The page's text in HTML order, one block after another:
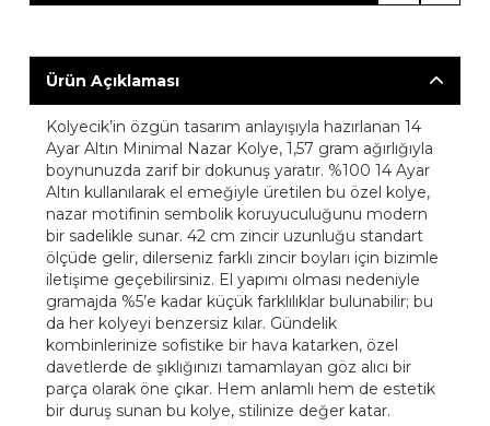
Ürün Açıklaması
Kolyecik’in özgün tasarım anlayışıyla hazırlanan 14
Ayar Altın Minimal Nazar Kolye, 1,57 gram ağırlığıyla
boynunuzda zarif bir dokunuş yaratır. %100 14 Ayar
Altın kullanılarak el emeğiyle üretilen bu özel kolye,
nazar motifinin sembolik koruyuculuğunu modern
bir sadelikle sunar. 42 cm zincir uzunluğu standart
ölçüde gelir, dilerseniz farklı zincir boyları için bizimle
iletişime geçebilirsiniz. El yapımı olması nedeniyle
gramajda %5’e kadar küçük farklılıklar bulunabilir; bu
da her kolyeyi benzersiz kılar. Gündelik
kombinlerinize sofistike bir hava katarken, özel
davetlerde de şıklığınızı tamamlayan göz alıcı bir
parça olarak öne çıkar. Hem anlamlı hem de estetik
bir duruş sunan bu kolye, stilinize değer katar.